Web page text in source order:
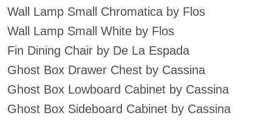
Wall Lamp Small Chromatica by Flos
Wall Lamp Small White by Flos
Fin Dining Chair by De La Espada
Ghost Box Drawer Chest by Cassina
Ghost Box Lowboard Cabinet by Cassina
Ghost Box Sideboard Cabinet by Cassina